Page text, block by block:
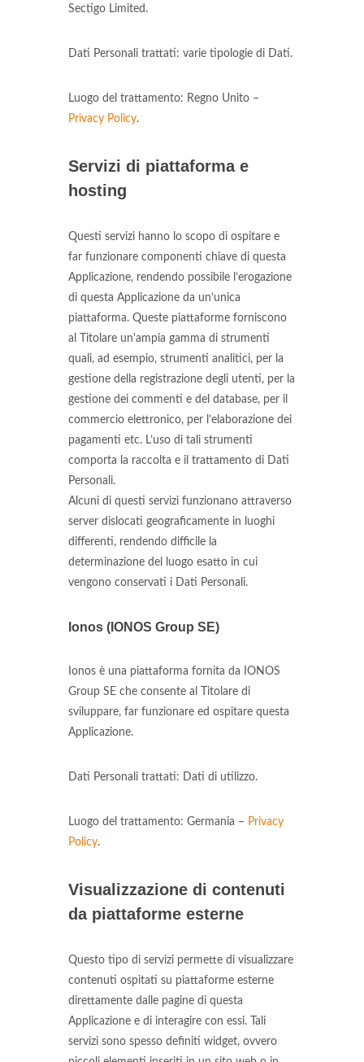
Sectigo Limited.
Dati Personali trattati: varie tipologie di Dati.
Luogo del trattamento: Regno Unito –
Privacy Policy.
Servizi di piattaforma e
hosting
Questi servizi hanno lo scopo di ospitare e
far funzionare componenti chiave di questa
Applicazione, rendendo possibile l’erogazione
di questa Applicazione da un’unica
piattaforma. Queste piattaforme forniscono
al Titolare un'ampia gamma di strumenti
quali, ad esempio, strumenti analitici, per la
gestione della registrazione degli utenti, per la
gestione dei commenti e del database, per il
commercio elettronico, per l’elaborazione dei
pagamenti etc. L’uso di tali strumenti
comporta la raccolta e il trattamento di Dati
Personali.
Alcuni di questi servizi funzionano attraverso
server dislocati geograficamente in luoghi
differenti, rendendo difficile la
determinazione del luogo esatto in cui
vengono conservati i Dati Personali.
Ionos (IONOS Group SE)
Ionos è una piattaforma fornita da IONOS
Group SE che consente al Titolare di
sviluppare, far funzionare ed ospitare questa
Applicazione.
Dati Personali trattati: Dati di utilizzo.
Luogo del trattamento: Germania – Privacy
Policy.
Visualizzazione di contenuti
da piattaforme esterne
Questo tipo di servizi permette di visualizzare
contenuti ospitati su piattaforme esterne
direttamente dalle pagine di questa
Applicazione e di interagire con essi. Tali
servizi sono spesso definiti widget, ovvero